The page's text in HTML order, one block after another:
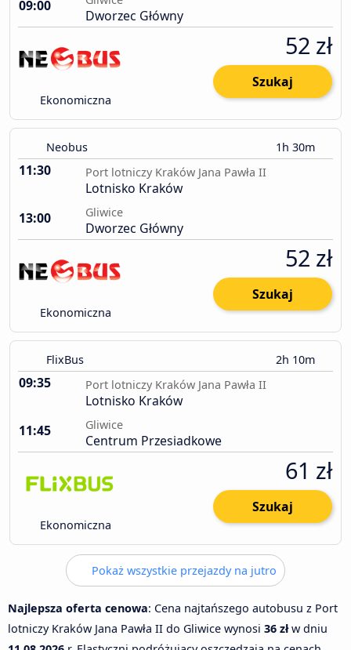
09:00
Dworzec Główny
Ekonomiczna
52 zł
Szukaj
Neobus 1h 30m
11:30 Port lotniczy Kraków Jana Pawła II
Lotnisko Kraków
13:00
Gliwice
Dworzec Główny
Ekonomiczna
52 zł
Szukaj
FlixBus 2h 10m
09:35 Port lotniczy Kraków Jana Pawła II
Lotnisko Kraków
11:45
Gliwice
Centrum Przesiadkowe
Ekonomiczna
61 zł
Szukaj
Pokaż wszystkie przejazdy na jutro
Najlepsza oferta cenowa: Cena najtańszego autobusu z Port
lotniczy Kraków Jana Pawła II do Gliwice wynosi 36 złw dniu